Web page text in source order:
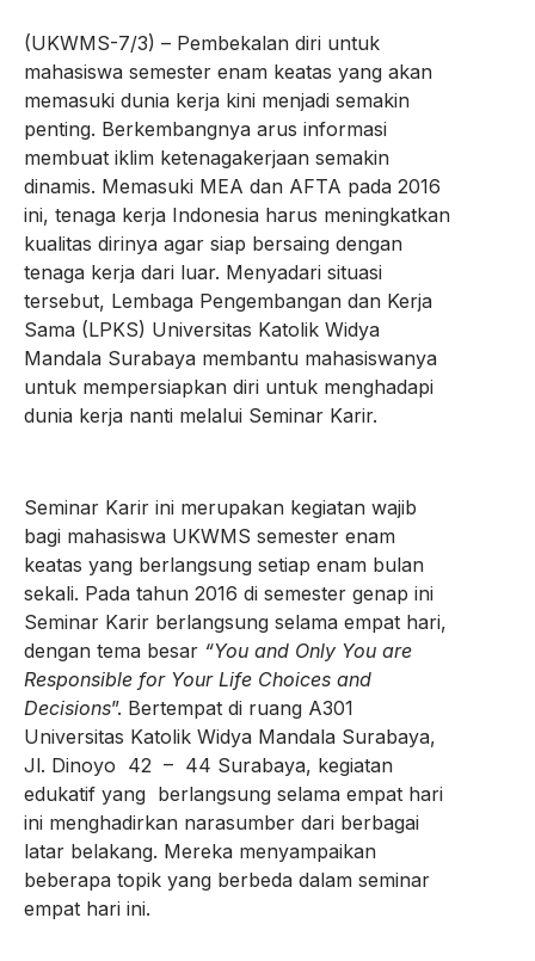
(UKWMS-7/3) – Pembekalan diri untuk
mahasiswa semester enam keatas yang akan
memasuki dunia kerja kini menjadi semakin
penting. Berkembangnya arus informasi
membuat iklim ketenagakerjaan semakin
dinamis. Memasuki MEA dan AFTA pada 2016
ini, tenaga kerja Indonesia harus meningkatkan
kualitas dirinya agar siap bersaing dengan
tenaga kerja dari luar. Menyadari situasi
tersebut, Lembaga Pengembangan dan Kerja
Sama (LPKS) Universitas Katolik Widya
Mandala Surabaya membantu mahasiswanya
untuk mempersiapkan diri untuk menghadapi
dunia kerja nanti melalui Seminar Karir.
Seminar Karir ini merupakan kegiatan wajib
bagi mahasiswa UKWMS semester enam
keatas yang berlangsung setiap enam bulan
sekali. Pada tahun 2016 di semester genap ini
Seminar Karir berlangsung selama empat hari,
dengan tema besar “You and Only You are
Responsible for Your Life Choices and
Decisions”. Bertempat di ruang A301
Universitas Katolik Widya Mandala Surabaya,
Jl. Dinoyo 42 – 44 Surabaya, kegiatan
edukatif yang berlangsung selama empat hari
ini menghadirkan narasumber dari berbagai
latar belakang. Mereka menyampaikan
beberapa topik yang berbeda dalam seminar
empat hari ini.